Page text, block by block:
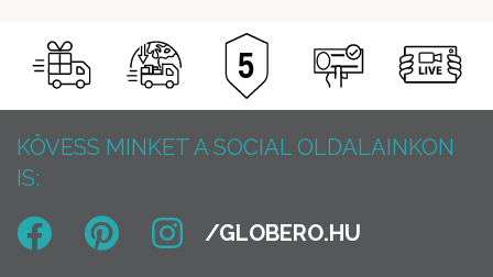
KÖVESS MINKET A SOCIAL OLDALAINKON
IS: